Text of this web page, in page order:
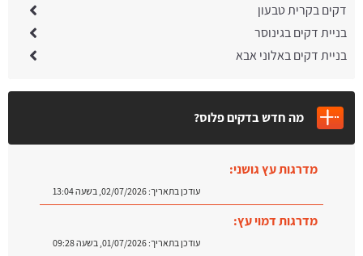
דקים בקרית טבעון
בניית דקים בגינוסר
בניית דקים באלוני אבא
מה חדש בדקים פלוס?
מדרגות עץ גושני:
עודכן בתאריך:02/07/2026, בשעה 13:04
מדרגות דמוי עץ:
עודכן בתאריך:01/07/2026, בשעה 09:28